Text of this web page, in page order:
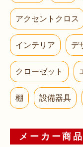
アクセントクロス
インテリア デ
クローゼット
棚 設備器具
メーカー商